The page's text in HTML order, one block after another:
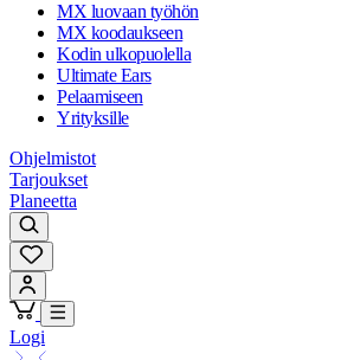
MX luovaan työhön
MX koodaukseen
Kodin ulkopuolella
Ultimate Ears
Pelaamiseen
Yrityksille
Ohjelmistot
Tarjoukset
Planeetta
Logi